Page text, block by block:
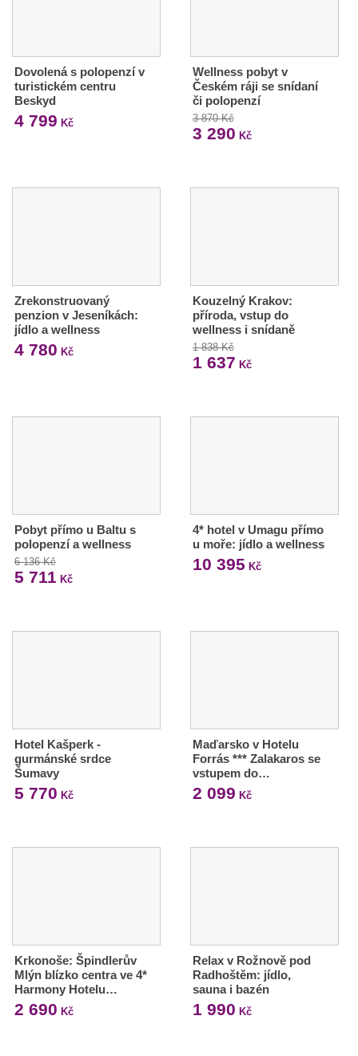
Dovolená s polopenzí v
turistickém centru
Beskyd
4 799 Kč
Wellness pobyt v
Českém ráji se snídaní
či polopenzí
3 870 Kč
3 290 Kč
Zrekonstruovaný
penzion v Jeseníkách:
jídlo a wellness
4 780 Kč
Kouzelný Krakov:
příroda, vstup do
wellness i snídaně
1 838 Kč
1 637 Kč
Pobyt přímo u Baltu s
polopenzí a wellness
6 136 Kč
5 711 Kč
4* hotel v Umagu přímo
u moře: jídlo a wellness
10 395 Kč
Hotel Kašperk -
gurmánské srdce
Šumavy
5 770 Kč
Maďarsko v Hotelu
Forrás *** Zalakaros se
vstupem do…
2 099 Kč
Krkonoše: Špindlerův
Mlýn blízko centra ve 4*
Harmony Hotelu…
2 690 Kč
Relax v Rožnově pod
Radhoštěm: jídlo,
sauna i bazén
1 990 Kč